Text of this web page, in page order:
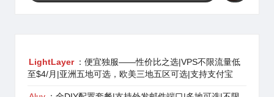
LightLayer ：便宜独服——性价比之选|VPS不限流量低
至$4/月|亚洲五地可选，欧美三地五区可选|支持支付宝